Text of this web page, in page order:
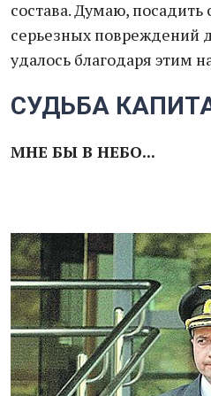
состава. Думаю,
серьезных повреждений
удалось благодаря этим
СУДЬБА
МНЕ БЫ В НЕБО...